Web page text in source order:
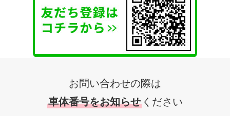
お問い合わせの際は
車体番号をお知らせ ください